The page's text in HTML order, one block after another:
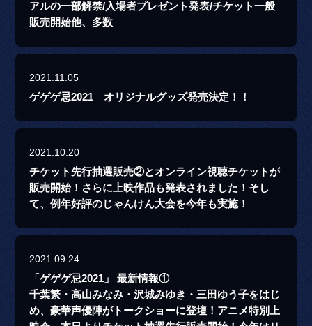
アルの一部解禁/入場者プレゼント発表/チケット一般
販売開始他、多数
2021.11.05
ゲゲゲ忌2021 オリジナルグッズ発売決定！！
2021.10.20
チケット先行抽選販売②とオンライン視聴チケットが
販売開始！さらに上映作品も発表されました！そし
て、例年好評のじゃんけん大会を今年も実施！
2021.09.24
「ゲゲゲ忌2021」 最新情報①
千葉繁・高山みなみ・沢城みゆき・三田ゆう子をはじ
め、豪華声優陣がトークショーに登壇！アニメ特別上